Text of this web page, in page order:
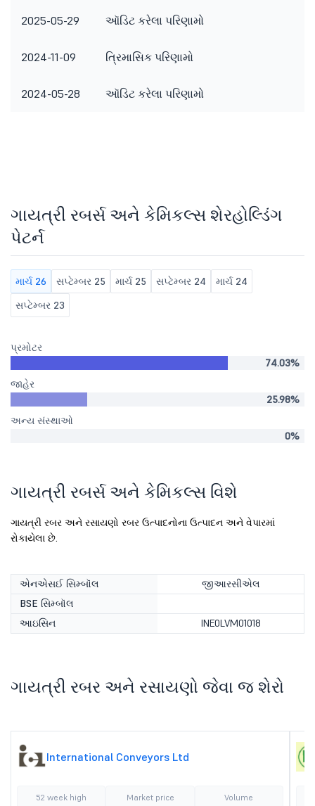
2025-05-29 ઑડિટ કરેલા પરિણામો
2024-11-09 ત્રિમાસિક પરિણામો
2024-05-28 ઑડિટ કરેલા પરિણામો
ગાયત્રી રબર્સ અને કેમિકલ્સ શેરહોલ્ડિંગ
પેટર્ન
માર્ચ 26 સપ્ટેમ્બર 25 માર્ચ 25 સપ્ટેમ્બર 24
માર્ચ 24
સપ્ટેમ્બર 23
પ્રમોટર
74.03%
જાહેર
25.98%
અન્ય સંસ્થાઓ
0%
ગાયત્રી રબર્સ અને કેમિકલ્સ વિશે
ગાયત્રી રબર અને રસાયણો રબર ઉત્પાદનોના ઉત્પાદન અને વેપારમાં
રોકાયેલા છે.
એનએસઈ સિમ્બૉલ
જીઆરસીએલ
BSE સિમ્બૉલ
આઇસિન
INE0LVM01018
ગાયત્રી રબર અને રસાયણો જેવા જ શેરો
International Conveyors Ltd
52 week high Market price Volume